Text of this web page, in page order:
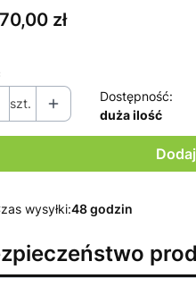
zł
szt.
Dostępność:
duża ilość
wysyłki:48 godzin